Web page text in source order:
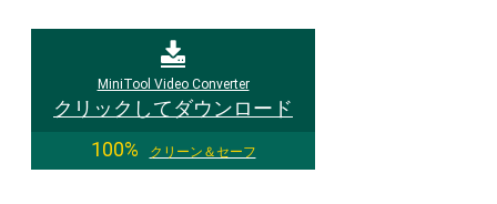
MiniTool Video Converter
クリックしてダウンロード
100%
クリーン＆セーフ